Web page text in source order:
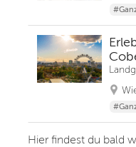
Hier findest du bald